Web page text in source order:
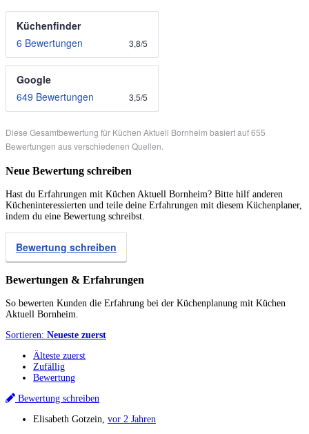
Küchenfinder
6 Bewertungen
3,8/5
Google
649 Bewertungen
3,5/5
Diese Gesamtbewertung für Küchen Aktuell Bornheim basiert auf 655
Bewertungen aus verschiedenen Quellen.
Neue Bewertung schreiben
Hast du Erfahrungen mit Küchen Aktuell Bornheim? Bitte hilf anderen
Kücheninteressierten und teile deine Erfahrungen mit diesem Küchenplaner,
indem du eine Bewertung schreibst.
Bewertung schreiben
Bewertungen & Erfahrungen
So bewerten Kunden die Erfahrung bei der Küchenplanung mit Küchen
Aktuell Bornheim.
Sortieren: Neueste zuerst
Älteste zuerst
Zufällig
Bewertung
Bewertung schreiben
Elisabeth Gotzein, vor 2 Jahren